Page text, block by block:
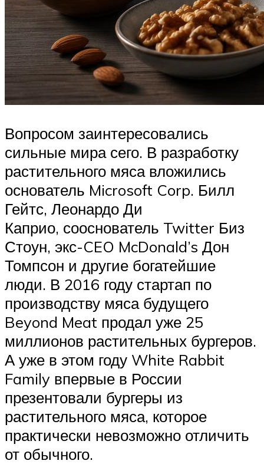
Вопросом заинтересовались
сильные мира сего. В разработку
растительного мяса вложились
основатель Microsoft Corp. Билл
Гейтс, Леонардо Ди
Каприо, сооснователь Twitter Биз
Стоун, экс-CEO McDonald’s Дон
Томпсон и другие богатейшие
люди. В 2016 году стартап по
производству мяса будущего
Beyond Meat продал уже 25
миллионов растительных бургеров.
А уже в этом году White Rabbit
Family впервые в России
презентовали бургеры из
растительного мяса, которое
практически невозможно отличить
от обычного.